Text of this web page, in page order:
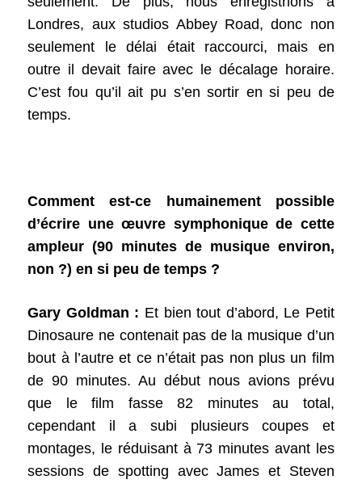
Londres, aux studios Abbey Road, donc non
seulement le délai était raccourci, mais en
outre il devait faire avec le décalage horaire.
C’est fou qu’il ait pu s’en sortir en si peu de
temps.
Comment est-ce humainement possible
d’écrire une œuvre symphonique de cette
ampleur (90 minutes de musique environ,
non ?) en si peu de temps ?
Gary Goldman : Et bien tout d’abord, Le Petit
Dinosaure ne contenait pas de la musique d’un
bout à l’autre et ce n’était pas non plus un film
de 90 minutes. Au début nous avions prévu
que le film fasse 82 minutes au total,
cependant il a subi plusieurs coupes et
montages, le réduisant à 73 minutes avant les
sessions de spotting avec James et Steven